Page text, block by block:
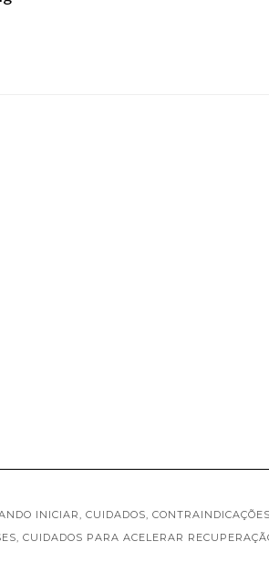
INICIAR, CUIDADOS,
CUIDADOS PARA ACELERAR